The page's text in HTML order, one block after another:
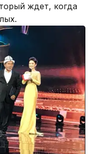
ждет, когда